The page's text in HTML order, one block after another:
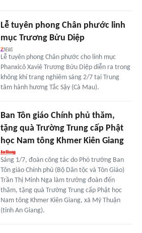
Lễ tuyên phong Chân phước linh
mục Trương Bửu Diệp
Lễ tuyên phong Chân phước cho linh mục
Phanxicô Xaviê Trương Bửu Diệp diễn ra trong
không khí trang nghiêm sáng 2/7 tại Trung
tâm hành hương Tắc Sậy (Cà Mau).
Ban Tôn giáo Chính phủ thăm,
tặng quà Trường Trung cấp Phật
học Nam tông Khmer Kiên Giang
Sáng 1/7, đoàn công tác do Phó trưởng Ban
Tôn giáo Chính phủ (Bộ Dân tộc và Tôn Giáo)
Trần Thị Minh Nga làm trưởng đoàn đến
thăm, tặng quà Trường Trung cấp Phật học
Nam tông Khmer Kiên Giang, xã Mỹ Thuận
(tỉnh An Giang).